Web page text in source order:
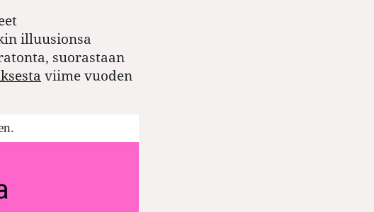
illuusionsa
suorastaan
viime vuoden